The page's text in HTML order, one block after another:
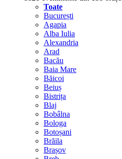
Toate
București
Agapia
Alba Iulia
Alexandria
Arad
Bacău
Baia Mare
Băicoi
Beiuș
Bistrița
Blaj
Bobâlna
Bologa
Botoșani
Brăila
Brașov